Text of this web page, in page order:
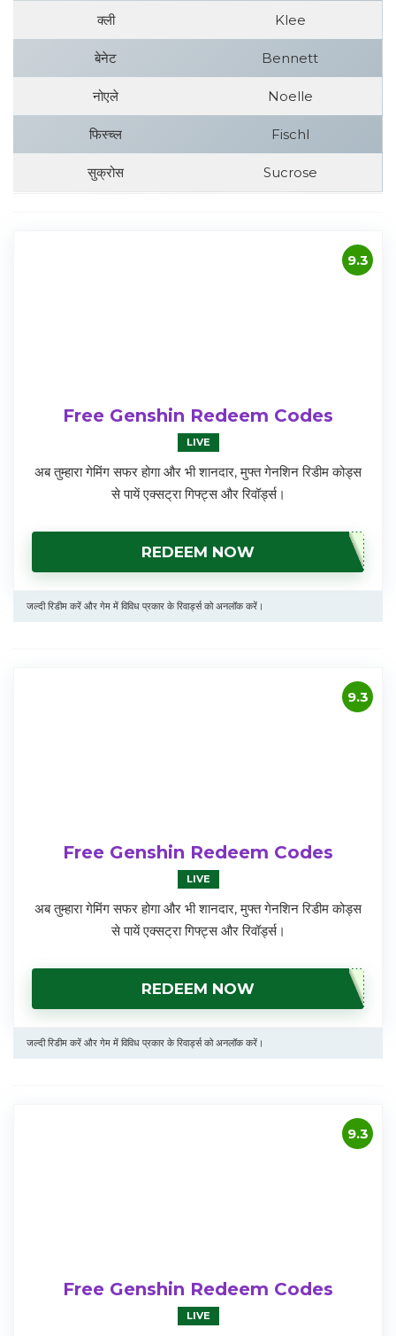
क्ली Klee
बेनेट Bennett
नोएले Noelle
फिस्च्ल Fischl
सुक्रोस Sucrose
9.3
Free Genshin Redeem Codes
LIVE
अब तुम्हारा गेमिंग सफर होगा और भी शानदार, मुफ्त गेनशिन रिडीम कोड्स
से पायें एक्सट्रा गिफ्ट्स और रिवॉर्ड्स।
REDEEM NOW
जल्दी रिडीम करें और गेम में विविध प्रकार के रिवार्ड्स को अनलॉक करें।
9.3
Free Genshin Redeem Codes
LIVE
अब तुम्हारा गेमिंग सफर होगा और भी शानदार, मुफ्त गेनशिन रिडीम कोड्स
से पायें एक्सट्रा गिफ्ट्स और रिवॉर्ड्स।
REDEEM NOW
जल्दी रिडीम करें और गेम में विविध प्रकार के रिवार्ड्स को अनलॉक करें।
9.3
Free Genshin Redeem Codes
LIVE